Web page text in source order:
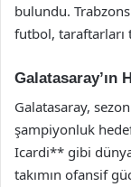
bulundu.
futbol, taraftarları
Galatasaray’ın
Galatasaray,
şampiyonluk
Icardi** gibi
takımın ofansif